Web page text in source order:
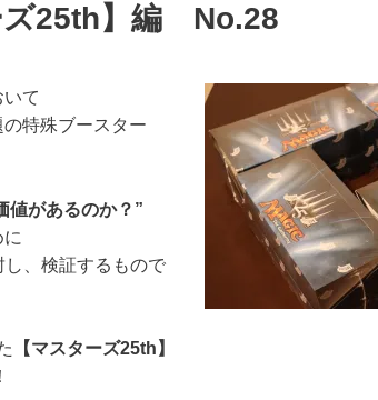
ズ25th】編 No.28
て
特殊ブースター
値があるのか？”
、検証するもので
【マスターズ25th】